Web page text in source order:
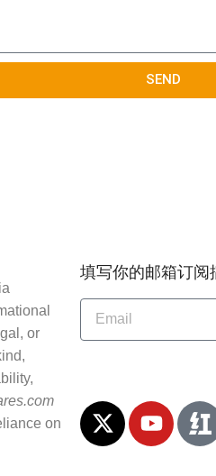
SEND
or
on
填写你的邮箱订阅